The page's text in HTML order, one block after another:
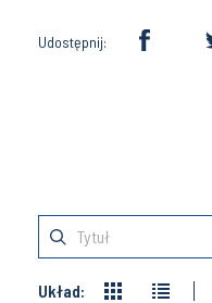
Udostępnij:
Układ: